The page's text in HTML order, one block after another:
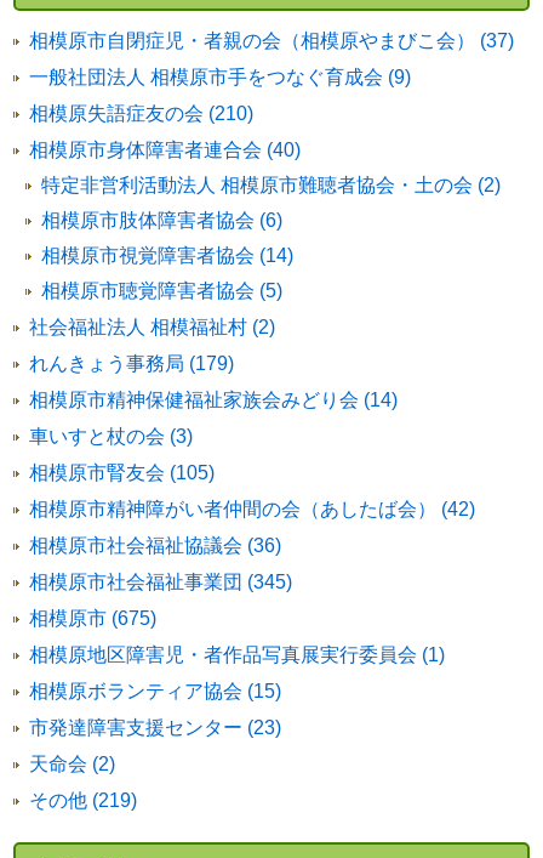
相模原市自閉症児・者親の会（相模原やまびこ会） (37)
一般社団法人 相模原市手をつなぐ育成会 (9)
相模原失語症友の会 (210)
相模原市身体障害者連合会 (40)
特定非営利活動法人 相模原市難聴者協会・土の会 (2)
相模原市肢体障害者協会 (6)
相模原市視覚障害者協会 (14)
相模原市聴覚障害者協会 (5)
社会福祉法人 相模福祉村 (2)
れんきょう事務局 (179)
相模原市精神保健福祉家族会みどり会 (14)
車いすと杖の会 (3)
相模原市腎友会 (105)
相模原市精神障がい者仲間の会（あしたば会） (42)
相模原市社会福祉協議会 (36)
相模原市社会福祉事業団 (345)
相模原市 (675)
相模原地区障害児・者作品写真展実行委員会 (1)
相模原ボランティア協会 (15)
市発達障害支援センター (23)
天命会 (2)
その他 (219)